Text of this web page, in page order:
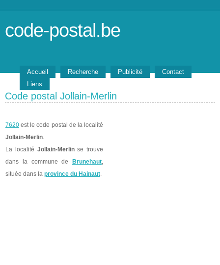
code-postal.be
Accueil Recherche Publicité
Contact
Liens
Code postal Jollain-Merlin
7620 est le code postal de la localité
Jollain-Merlin.
La localité Jollain-Merlinse trouve
dans la commune de
Brunehaut,
située dans la province du Hainaut.